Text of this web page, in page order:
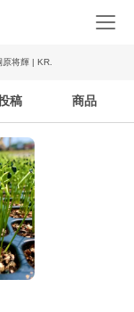
原将輝 | KR.
稿 商品